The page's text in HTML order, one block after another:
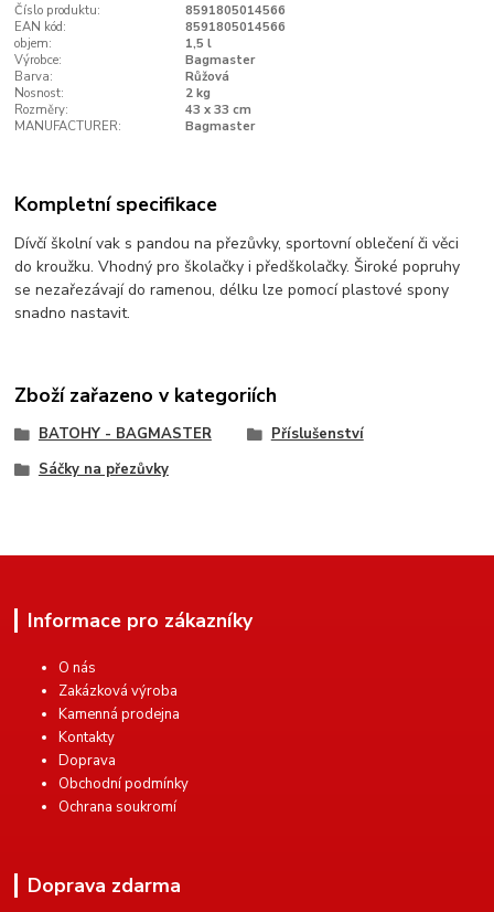
Číslo produktu:
8591805014566
EAN kód:
8591805014566
objem:
1,5 l
Výrobce:
Bagmaster
Barva:
Růžová
Nosnost:
2 kg
Rozměry:
43 x 33 cm
MANUFACTURER:
Bagmaster
Kompletní specifikace
Dívčí školní vak s pandou na přezůvky, sportovní oblečení či věci
do kroužku. Vhodný pro školačky i předškolačky. Široké popruhy
se nezařezávají do ramenou, délku lze pomocí plastové spony
snadno nastavit.
Zboží zařazeno v kategoriích
BATOHY - BAGMASTER
Příslušenství
Sáčky na přezůvky
Informace pro zákazníky
O nás
Zakázková výroba
Kamenná prodejna
Kontakty
Doprava
Obchodní podmínky
Ochrana soukromí
Doprava zdarma